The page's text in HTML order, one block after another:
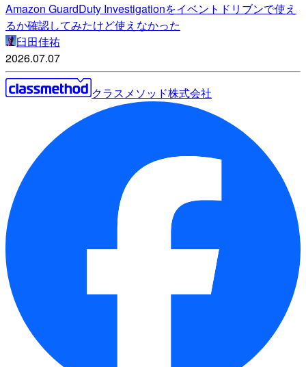
Amazon GuardDuty Investigationをイベントドリブンで使え
るか確認してみたけど使えなかった
臼田佳祐
2026.07.07
クラスメソッド株式会社